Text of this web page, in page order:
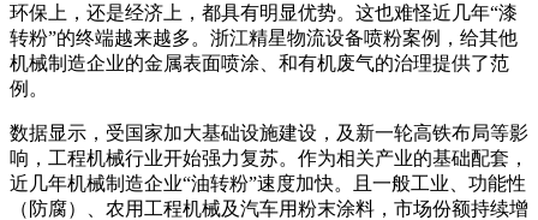
环保上，还是经济上，都具有明显优势。这也难怪近几年“漆
转粉”的终端越来越多。浙江精星物流设备喷粉案例，给其他
机械制造企业的金属表面喷涂、和有机废气的治理提供了范
例。
数据显示，受国家加大基础设施建设，及新一轮高铁布局等影
响，工程机械行业开始强力复苏。作为相关产业的基础配套，
近几年机械制造企业“油转粉”速度加快。且一般工业、功能性
（防腐）、农用工程机械及汽车用粉末涂料，市场份额持续增